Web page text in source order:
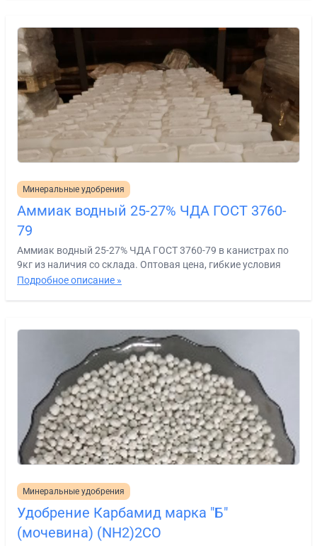
Минеральные удобрения
Аммиак водный 25-27% ЧДА ГОСТ 3760-
79
Аммиак водный 25-27% ЧДА ГОСТ 3760-79 в канистрах по
9кг из наличия со склада. Оптовая цена, гибкие условия
Подробное описание »
Минеральные удобрения
Удобрение Карбамид марка "Б"
(мочевина) (NH2)2CO